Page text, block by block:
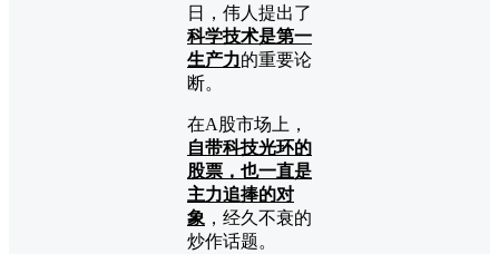
日，伟人提出了
科学技术是第一
生产力的重要论
断。
在A股市场上，
自带科技光环的
股票，也一直是
主力追捧的对
象 ，经久不衰的
炒作话题。